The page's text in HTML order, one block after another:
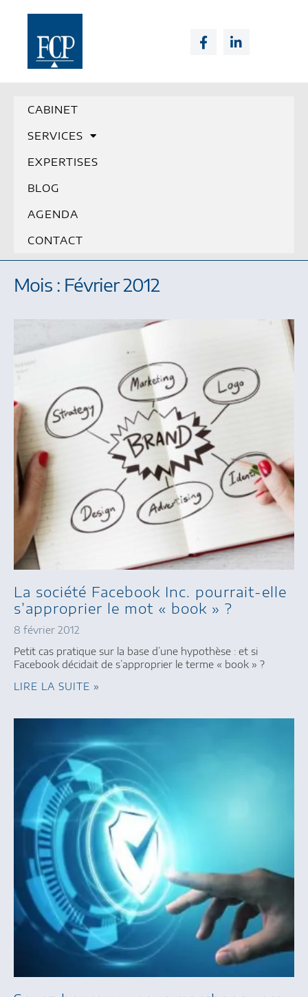
CABINET
SERVICES
EXPERTISES
BLOG
AGENDA
CONTACT
Mois : Février 2012
La société Facebook Inc. pourrait-elle
s’approprier le mot « book » ?
8 février 2012
Petit cas pratique sur la base d’une hypothèse : et si
Facebook décidait de s’approprier le terme « book » ?
LIRE LA SUITE »